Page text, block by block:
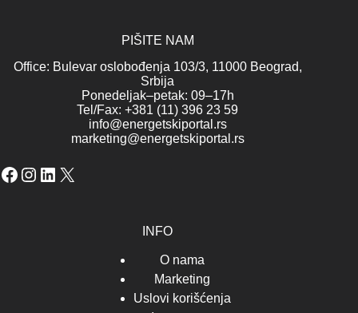
PIŠITE NAM
Office: Bulevar oslobođenja 103/3, 11000 Beograd,
Srbija
Ponedeljak–petak: 09–17h
Tel/Fax: +381 (11) 396 23 59
info@energetskiportal.rs
marketing@energetskiportal.rs
Facebook
Instagram
LinkedIn
X
INFO
O nama
Marketing
Uslovi korišćenja